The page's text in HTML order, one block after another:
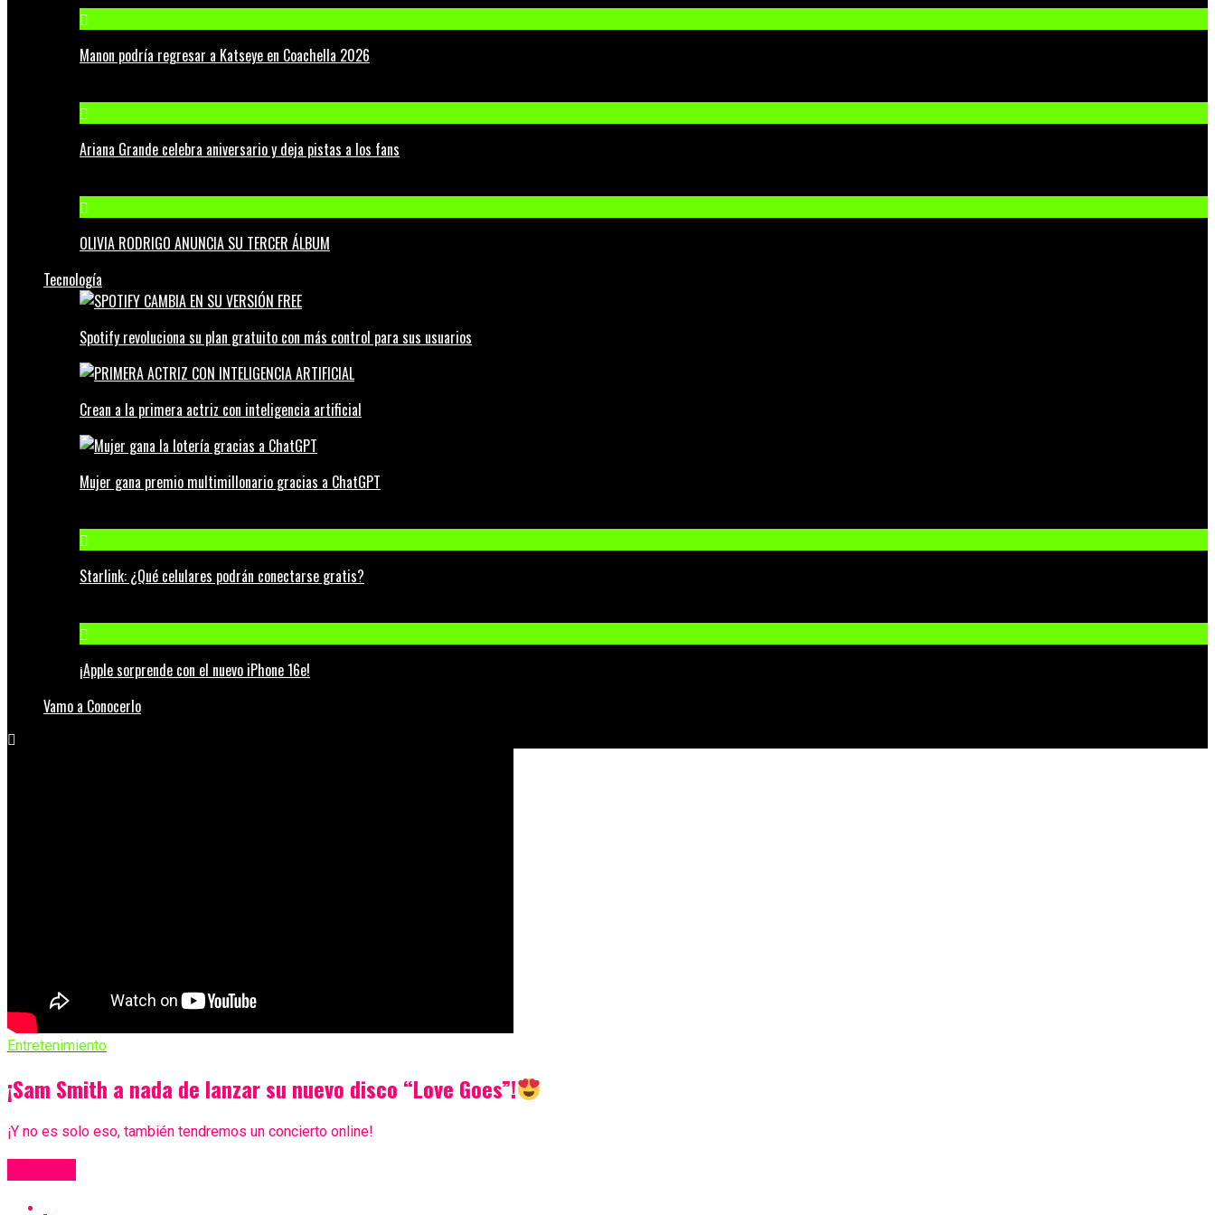
Manon podría regresar a Katseye en Coachella 2026
Ariana Grande celebra aniversario y deja pistas a los fans
OLIVIA RODRIGO ANUNCIA SU TERCER ÁLBUM
Tecnología
Spotify revoluciona su plan gratuito con más control para sus usuarios
Crean a la primera actriz con inteligencia artificial
Mujer gana premio multimillonario gracias a ChatGPT
Starlink: ¿Qué celulares podrán conectarse gratis?
¡Apple sorprende con el nuevo iPhone 16e!
Vamo a Conocerlo
Entretenimiento
¡Sam Smith a nada de lanzar su nuevo disco “Love Goes”!
¡Y no es solo eso, también tendremos un concierto online!